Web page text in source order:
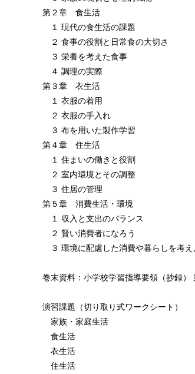
第２章 食生活
１ 現代の食生活の課題
２ 食事の役割と日常食の大切さ
３ 栄養を考えた食事
４ 調理の実際
第３章 衣生活
１ 衣服の着用
２ 衣服の手入れ
３ 布を用いた製作学習
第４章 住生活
１ 住まいの働きと役割
２ 室内環境とその調整
３ 住居の管理
第５章 消費生活・環境
１ 収入と支出のバランス
２ 賢い消費者になろう
３ 環境に配慮した消費や暮らしを考え
巻末資料：小学校学習指導要領（抄録）
演習課題（切り取り式ワークシート）
家族・家庭生活
食生活
衣生活
住生活